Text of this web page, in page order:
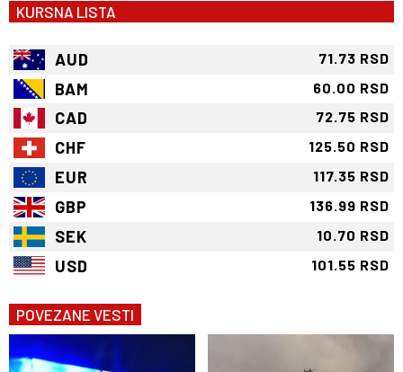
KURSNA LISTA
AUD 71.73 RSD
BAM 60.00 RSD
CAD 72.75 RSD
CHF 125.50 RSD
EUR 117.35 RSD
GBP 136.99 RSD
SEK 10.70 RSD
USD 101.55 RSD
POVEZANE VESTI